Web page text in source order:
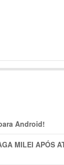
Android!
MILEI APÓS